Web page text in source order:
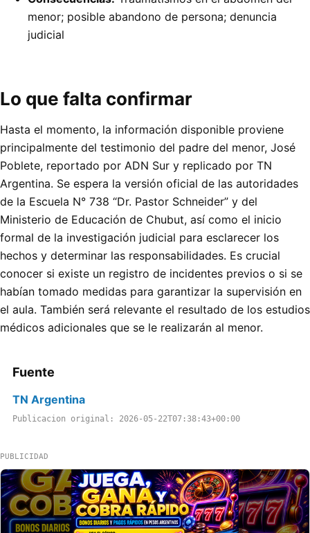
menor; posible abandono de persona; denuncia
judicial
Lo que falta confirmar
Hasta el momento, la información disponible proviene
principalmente del testimonio del padre del menor, José
Poblete, reportado por ADN Sur y replicado por TN
Argentina. Se espera la versión oficial de las autoridades
de la Escuela N° 738 “Dr. Pastor Schneider” y del
Ministerio de Educación de Chubut, así como el inicio
formal de la investigación judicial para esclarecer los
hechos y determinar las responsabilidades. Es crucial
conocer si existe un registro de incidentes previos o si se
habían tomado medidas para garantizar la supervisión en
el aula. También será relevante el resultado de los estudios
médicos adicionales que se le realizarán al menor.
Fuente
TN Argentina
Publicacion original: 2026-05-22T07:38:43+00:00
PUBLICIDAD